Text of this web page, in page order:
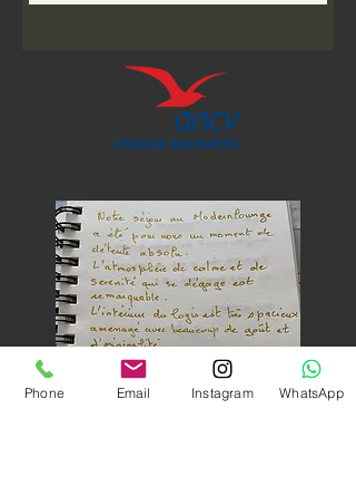
Phone Email Instagram WhatsApp